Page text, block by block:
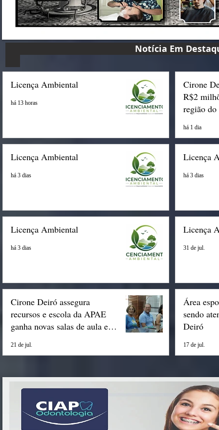
Notícia Em
Licença Ambiental
há 13 horas
Cirone
R$2
região do
há 1 dia
Licença Ambiental
há 3 dias
Licença
há 3 dias
Licença Ambiental
há 3 dias
Licença
31 de jul.
Cirone Deiró assegura
recursos e escola da APAE
ganha novas salas de aula em
21 de jul.
Área
sendo
Deiró
17 de jul.